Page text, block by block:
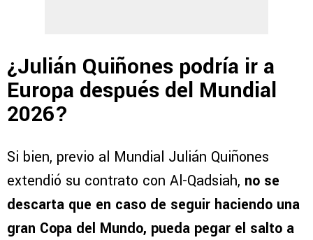
¿Julián Quiñones podría ir a
Europa después del Mundial
2026?
Si bien, previo al Mundial Julián Quiñones
extendió su contrato con Al-Qadsiah, no se
descarta que en caso de seguir haciendo una
gran Copa del Mundo, pueda pegar el salto a